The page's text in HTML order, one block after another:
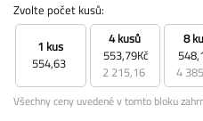
Zvolte počet kusů:
1 kus
554,63
4 kusů
553,79Kč
2 215,16
8
4
Všechny ceny uvedené v tomto bloku